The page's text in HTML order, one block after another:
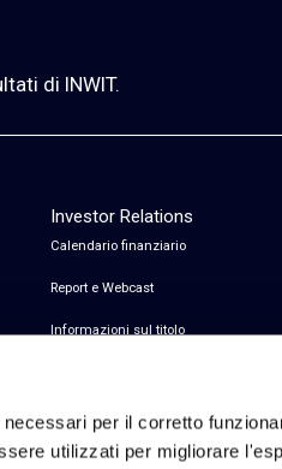
per il corretto
utilizzati per migliorare
di INWIT.
Investor Relations
Calendario finanziario
Report e Webcast
Informazioni sul titolo
Avvisi finanziari
Copertura Analisti e Consenso